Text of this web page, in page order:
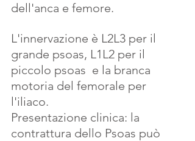
dell'anca e femore.
L'innervazione è L2L3 per il
grande psoas, L1L2 per il
piccolo psoas  e la branca
motoria del femorale per
l'iliaco.
Presentazione clinica: la
contrattura dello Psoas può